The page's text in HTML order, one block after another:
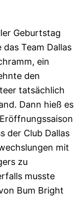
Geburtstag
Team Dallas
ein
den
tatsächlich
Dann hieß es
der Club Dallas
mit
zu
musste
Bum Bright